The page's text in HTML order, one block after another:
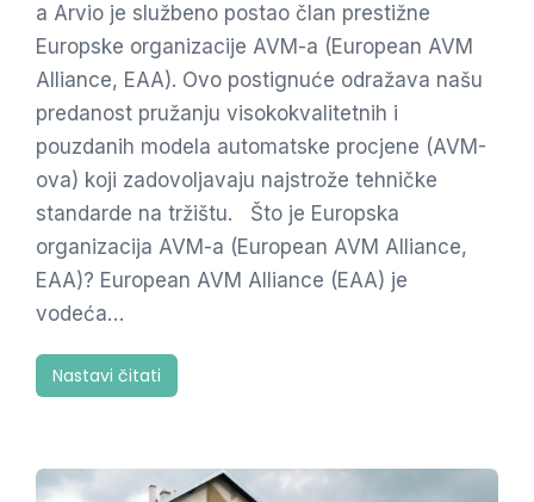
a Arvio je službeno postao član prestižne
Europske organizacije AVM-a (European AVM
Alliance, EAA). Ovo postignuće odražava našu
predanost pružanju visokokvalitetnih i
pouzdanih modela automatske procjene (AVM-
ova) koji zadovoljavaju najstrože tehničke
standarde na tržištu. Što je Europska
organizacija AVM-a (European AVM Alliance,
EAA)? European AVM Alliance (EAA) je
vodeća…
Nastavi čitati